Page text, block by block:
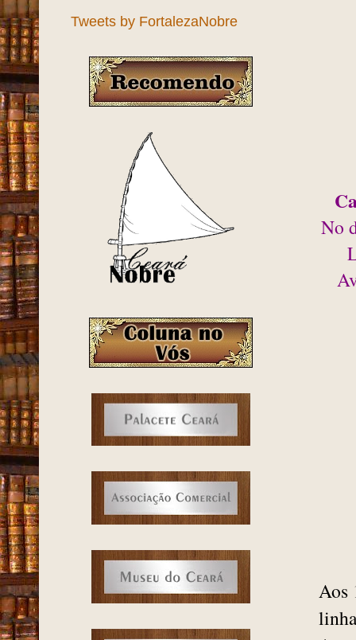
No
Aos
Tweets by FortalezaNobre